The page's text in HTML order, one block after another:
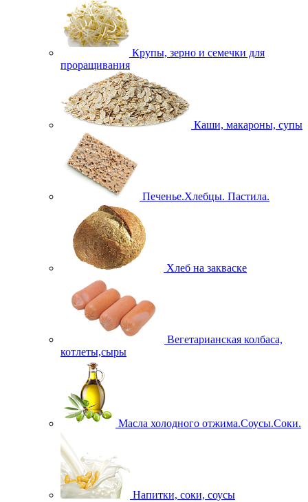
Крупы, зерно и семечки для
проращивания
Каши, макароны, супы
Печенье.Хлебцы. Пастила.
Хлеб на закваске
Вегетарианская колбаса,
котлеты,сыры
Масла холодного отжима.Соусы.Соки.
Напитки, соки, соусы